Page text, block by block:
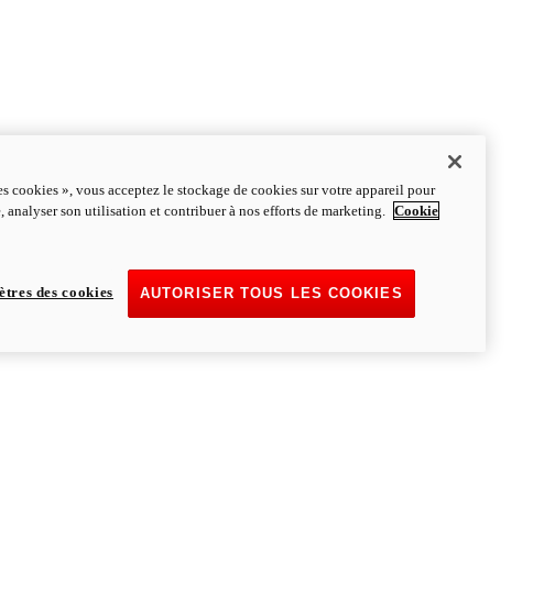
cookies », vous acceptez le stockage de cookies sur votre appareil pour
son utilisation et contribuer à nos efforts de marketing. Cookie
AUTORISER TOUS LES COOKIES
des cookies